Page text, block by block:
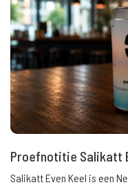
Proefnotitie Salikatt
Salikatt Even Keel is een